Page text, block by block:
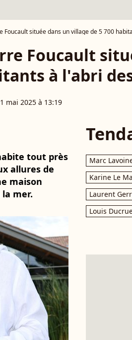
Foucault située dans un village de 5 700
Foucault
à l'abri
mai 2025 à 13:19
tout près
allures de
maison
mer.
Marc
Karine Le
Laurent
Louis